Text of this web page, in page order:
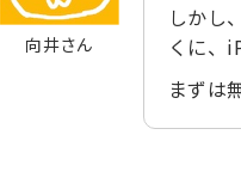
向井さん
しかし
くに、
まずは